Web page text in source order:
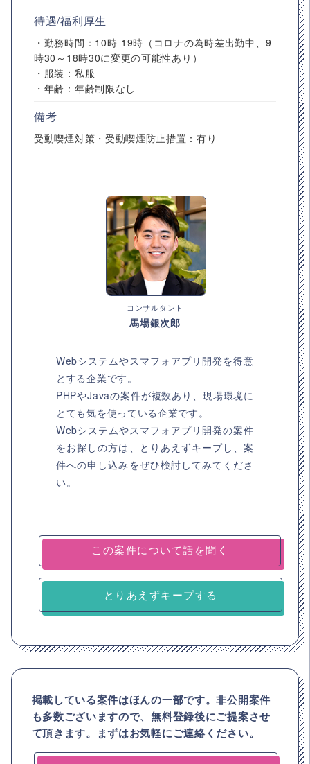
待遇/福利厚生
・勤務時間：10時-19時（コロナの為時差出勤中、9
時30～18時30に変更の可能性あり）
・服装：私服
・年齢：年齢制限なし
備考
受動喫煙対策・受動喫煙防止措置：有り
コンサルタント
馬場銀次郎
Webシステムやスマフォアプリ開発を得意
とする企業です。
PHPやJavaの案件が複数あり、現場環境に
とても気を使っている企業です。
Webシステムやスマフォアプリ開発の案件
をお探しの方は、とりあえずキープし、案
件への申し込みをぜひ検討してみてくださ
い。
とりあえずキープする
掲載している案件はほんの一部です。非公開案件
も多数ございますので、無料登録後にご提案させ
て頂きます。まずはお気軽にご連絡ください。